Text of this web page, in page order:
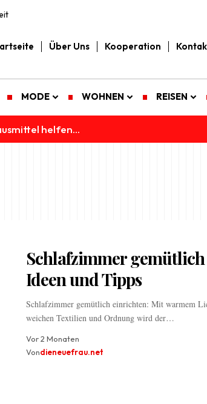
Über Uns Kooperation
MODE WOHNEN REISEN
helfen...
Schlafzimmer
Ideen und Tipps
Schlafzimmer gemütlich einrichten: Mit warmem
weichen Textilien und Ordnung wird der…
Vor 2 Monaten
Vondieneuefrau.net